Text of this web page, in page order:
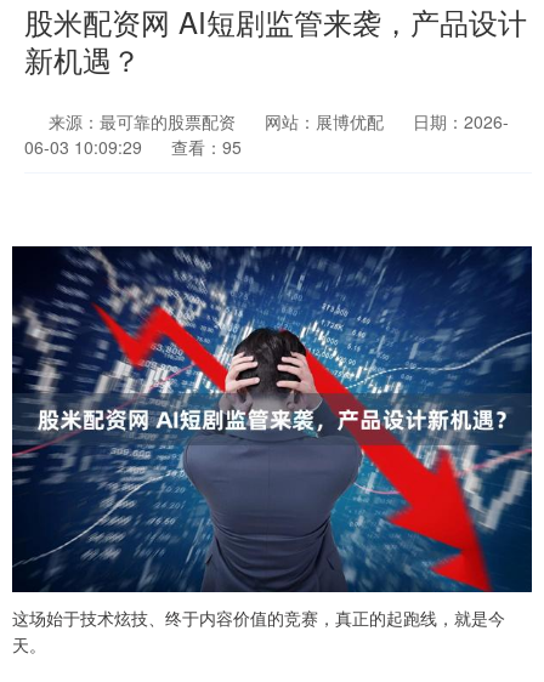
股米配资网 AI短剧监管来袭，产品设计
新机遇？
来源：最可靠的股票配资 网站：展博优配
日期：2026-
06-03 10:09:29
查看：95
这场始于技术炫技、终于内容价值的竞赛，真正的起跑线，就是今
天。